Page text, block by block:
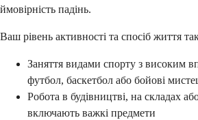
ймовірність падінь.
Ваш рівень активності та спосіб життя
Заняття видами спорту з високим
футбол, баскетбол або бойові
Робота в будівництві, на складах
включають важкі предмети